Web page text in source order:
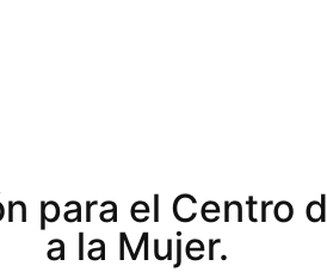
para el Centro
a la Mujer.